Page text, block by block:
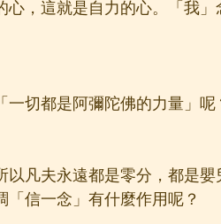
心，這就是自力的心。「我
一切都是阿彌陀佛的力量」呢
以凡夫永遠都是零分，都是
「信一念」有什麼作用呢？